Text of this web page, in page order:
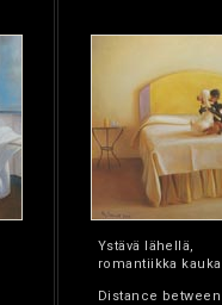
Ystävä lähellä,
romantiikka
Distance